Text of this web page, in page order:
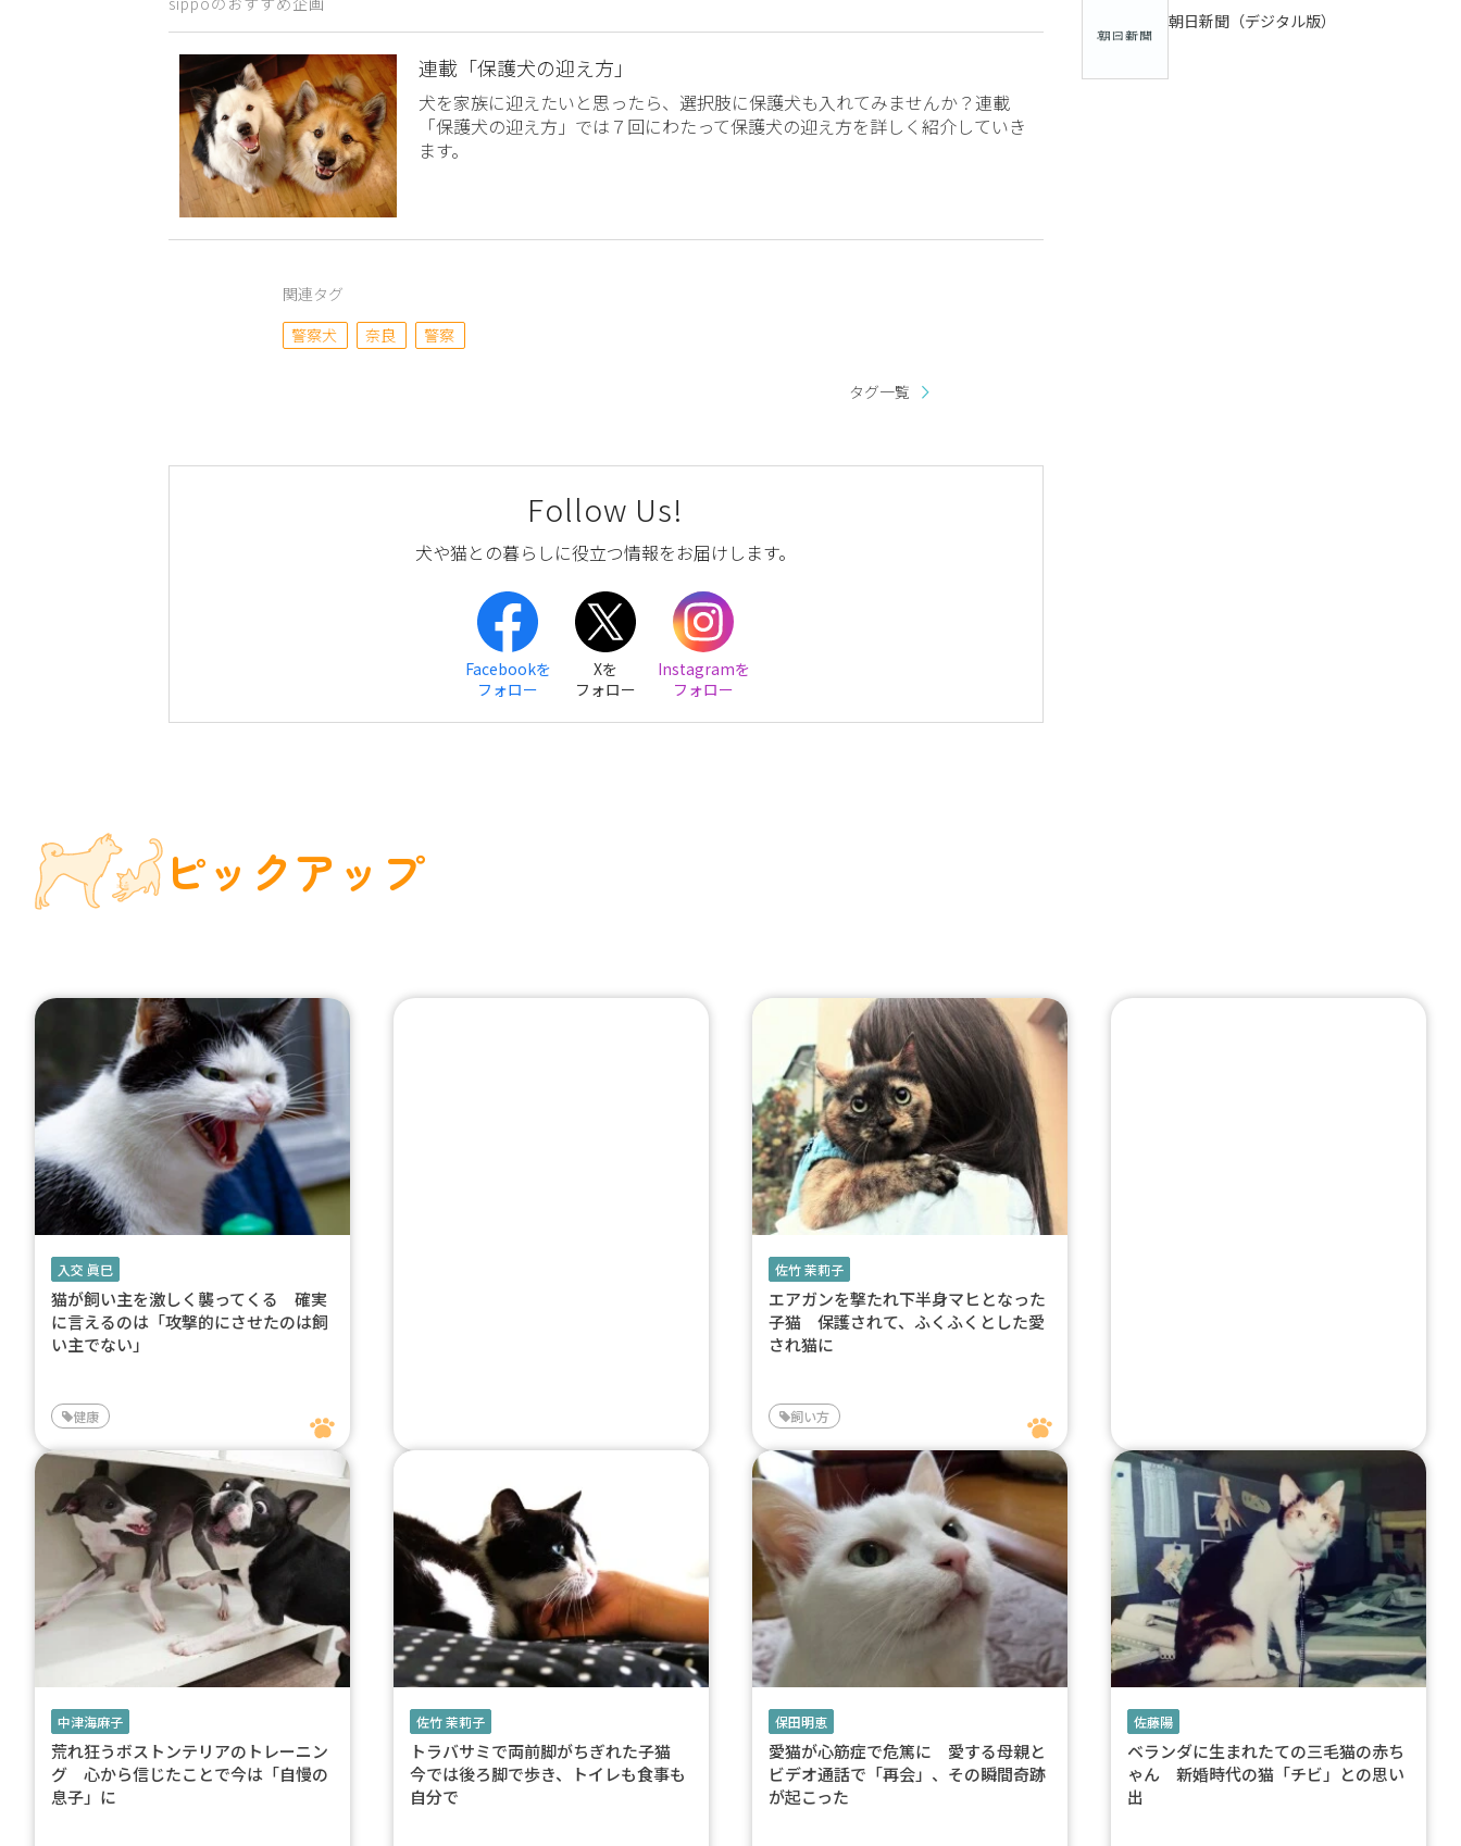
連載「保護犬の迎え方」
犬を家族に迎えたいと思ったら、選択肢に保護犬も入れてみませんか？連載
「保護犬の迎え方」では７回にわたって保護犬の迎え方を詳しく紹介していき
ます。
関連タグ
警察犬
奈良 警察
タグ一覧
Follow Us!
犬や猫との暮らしに役立つ情報をお届けします。
Facebookを
フォロー
Xを
フォロー
Instagramを
フォロー
朝日新聞（デジタル版）
ピックアップ
入交 眞巳
猫が飼い主を激しく襲ってくる 確実
に言えるのは「攻撃的にさせたのは飼
い主でない」
健康
佐竹 茉莉子
エアガンを撃たれ下半身マヒとなった
子猫 保護されて、ふくふくとした愛
され猫に
飼い方
中津海麻子
荒れ狂うボストンテリアのトレーニン
グ 心から信じたことで今は「自慢の
息子」に
佐竹 茉莉子
トラバサミで両前脚がちぎれた子猫
今では後ろ脚で歩き、トイレも食事も
自分で
保田明恵
愛猫が心筋症で危篤に 愛する母親と
ビデオ通話で「再会」、その瞬間奇跡
が起こった
佐藤陽
ベランダに生まれたての三毛猫の赤ち
ゃん 新婚時代の猫「チビ」との思い
出